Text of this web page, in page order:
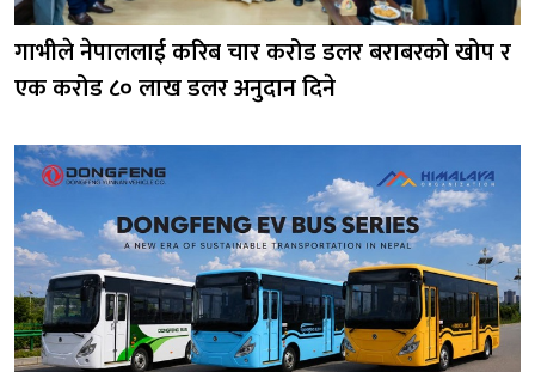
गाभीले नेपाललाई करिब चार करोड डलर बराबरको खोप र
एक करोड ८० लाख डलर अनुदान दिने